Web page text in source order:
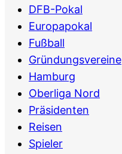
DFB-Pokal
Europapokal
Fußball
Gründungsvereine
Hamburg
Oberliga Nord
Präsidenten
Reisen
Spieler